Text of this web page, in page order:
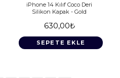
iPhone 14 Kılıf Coco Deri
Silikon Kapak - Gold
630,00₺
SEPETE EKLE